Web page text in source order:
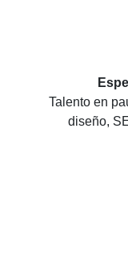
Talento en
diseño,